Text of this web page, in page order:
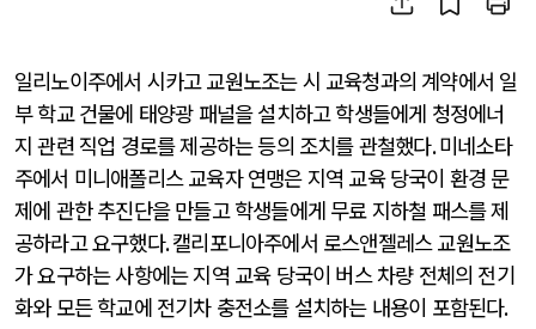
일리노이주에서 시카고 교원노조는 시 교육청과의 계약에서 일
부 학교 건물에 태양광 패널을 설치하고 학생들에게 청정에너
지 관련 직업 경로를 제공하는 등의 조치를 관철했다.미네소타
주에서 미니애폴리스 교육자 연맹은 지역 교육 당국이 환경 문
제에 관한 추진단을 만들고 학생들에게 무료 지하철 패스를 제
공하라고 요구했다.캘리포니아주에서 로스앤젤레스 교원노조
가 요구하는 사항에는 지역 교육 당국이 버스 차량 전체의 전기
화와 모든 학교에 전기차 충전소를 설치하는 내용이 포함된다.